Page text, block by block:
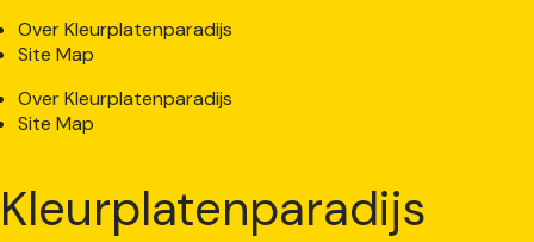
Over Kleurplatenparadijs
Site Map
Over Kleurplatenparadijs
Site Map
Kleurplatenparadijs